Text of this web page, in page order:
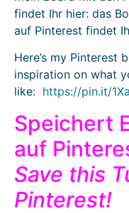
findet Ihr hier: das
auf Pinterest findet
Here’s my Pinterest
inspiration on what
like: https://pin.it/
Speichert
auf
Save this
Pinterest!